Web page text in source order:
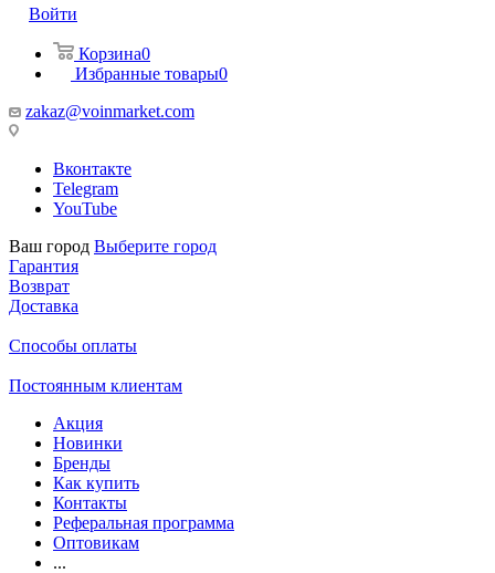
Войти
Корзина0
Избранные товары0
zakaz@voinmarket.com
Вконтакте
Telegram
YouTube
Ваш город Выберите город
Гарантия
Возврат
Доставка
Способы оплаты
Постоянным клиентам
Акция
Новинки
Бренды
Как купить
Контакты
Реферальная программа
Оптовикам
...